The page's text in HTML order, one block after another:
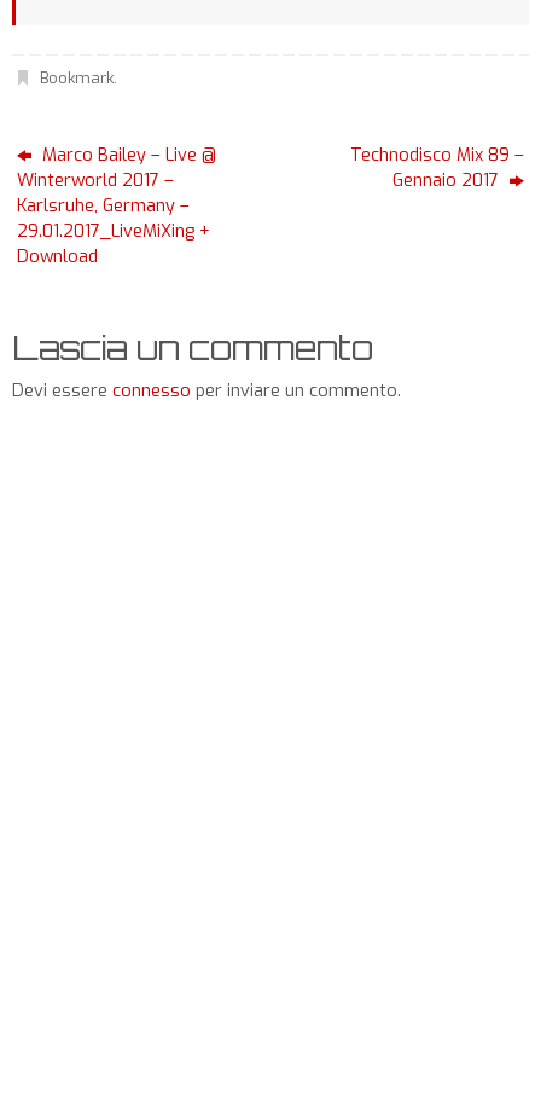
Bookmark.
Marco Bailey – Live @
Winterworld 2017 –
Karlsruhe, Germany –
29.01.2017_LiveMiXing +
Download
Technodisco Mix 89 –
Gennaio 2017
Lascia un commento
Devi essere connesso per inviare un commento.